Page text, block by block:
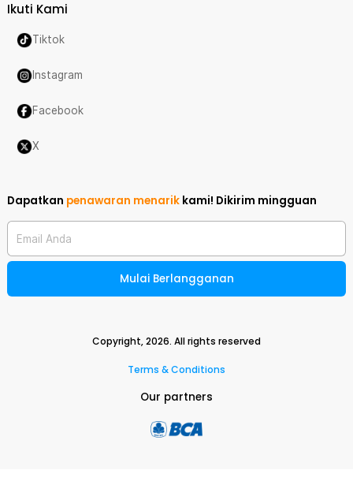
Ikuti Kami
Tiktok
Instagram
Facebook
X
Dapatkan penawaran menarik kami! Dikirim mingguan
Email Anda
Mulai Berlangganan
Copyright,2026. All rights reserved
Terms & Conditions
Our partners